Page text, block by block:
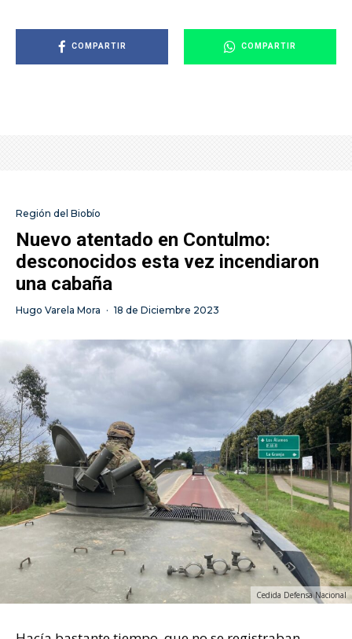
COMPARTIR COMPARTIR
Región del Biobío
Nuevo atentado en Contulmo:
desconocidos esta vez incendiaron
una cabaña
Hugo Varela Mora · 18 de Diciembre 2023
Cedida Defensa Nacional